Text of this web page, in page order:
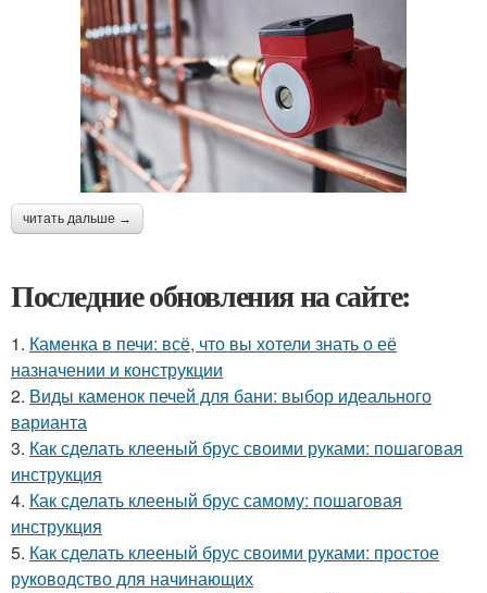
читать дальше →
Последние обновления на сайте:
1. Каменка в печи: всё, что вы хотели знать о её
назначении и конструкции
2. Виды каменок печей для бани: выбор идеального
варианта
3. Как сделать клееный брус своими руками: пошаговая
инструкция
4. Как сделать клееный брус самому: пошаговая
инструкция
5. Как сделать клееный брус своими руками: простое
руководство для начинающих